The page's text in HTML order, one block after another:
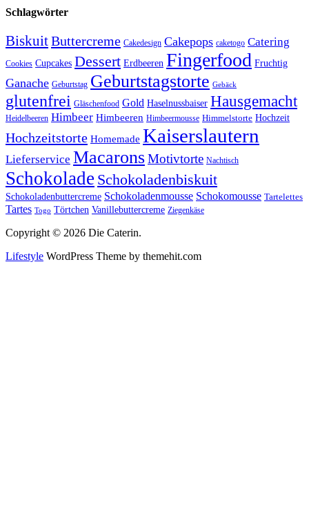
Schlagwörter
BiskuitButtercreme Cakedesign Cakepops caketogo Catering
Cookies Cupcakes Dessert Erdbeeren Fingerfood Fruchtig
Ganache Geburtstag Geburtstagstorte Gebäck
glutenfrei Gläschenfood Gold Haselnussbaiser Hausgemacht
Heidelbeeren Himbeer Himbeeren Himbeermousse Himmelstorte Hochzeit
Hochzeitstorte Homemade Kaiserslautern
Lieferservice MacaronsMotivtorte Nachtisch
Schokolade Schokoladenbiskuit
Schokoladenbuttercreme Schokoladenmousse Schokomousse Tartelettes
Tartes Togo Törtchen Vanillebuttercreme Ziegenkäse
Copyright © 2026 Die Caterin.
Lifestyle WordPress Theme by themehit.com